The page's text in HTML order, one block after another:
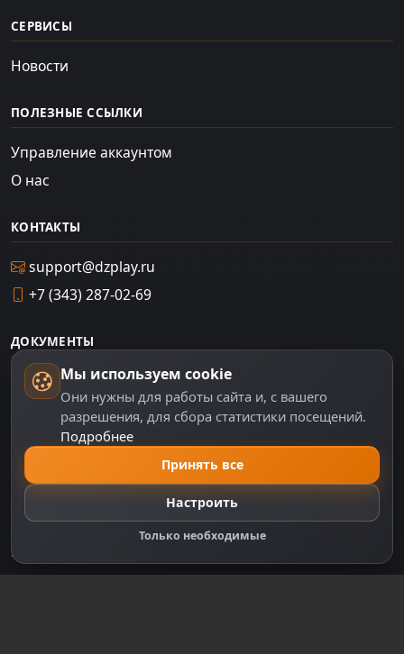
СЕРВИСЫ
Новости
ПОЛЕЗНЫЕ ССЫЛКИ
Управление аккаунтом
О нас
КОНТАКТЫ
support@dzplay.ru
+7 (343) 287-02-69
ДОКУМЕНТЫ
Пользовательское соглашение
Политика персональных данных
Правила оплаты
Настройки cookie
Правообладателям
Правила сообщества
Мы используем cookie
Они нужны для работы сайта и, с вашего
разрешения, для сбора статистики посещений.
Подробнее
Принять все
Настроить
Только необходимые